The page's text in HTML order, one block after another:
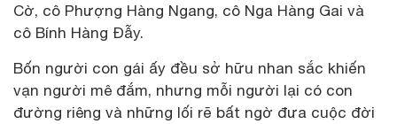
Cờ, cô Phượng Hàng Ngang, cô Nga Hàng Gai và
cô Bính Hàng Đẫy.
Bốn người con gái ấy đều sở hữu nhan sắc khiến
vạn người mê đắm, nhưng mỗi người lại có con
đường riêng và những lối rẽ bất ngờ đưa cuộc đời